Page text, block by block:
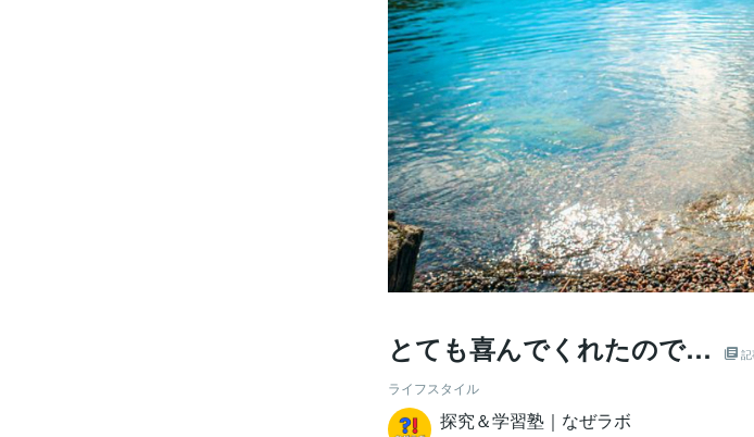
とても喜んでくれたので…
ライフスタイル
探究＆学習塾｜なぜラボ